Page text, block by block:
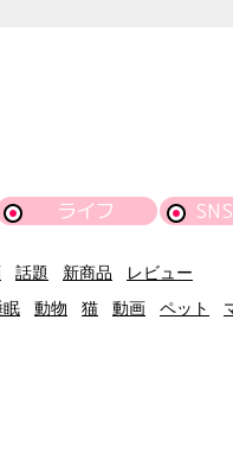
ライフ
話題 新商品
レビュー
眠 動物 猫 動画 ペット